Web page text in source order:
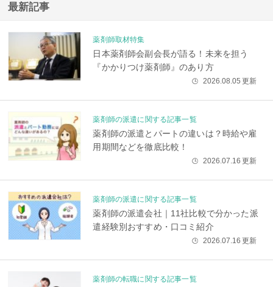
最新記事
薬剤師取材特集
日本薬剤師会副会長が語る！未来を担う
『かかりつけ薬剤師』のあり方
🕒 2026.08.05 更新
薬剤師の派遣に関する記事一覧
薬剤師の派遣とパートの違いは？時給や雇
用期間などを徹底比較！
🕒 2026.07.16 更新
薬剤師の派遣に関する記事一覧
薬剤師の派遣会社｜11社比較で分かった派
遣経験別おすすめ・口コミ紹介
🕒 2026.07.16 更新
薬剤師の転職に関する記事一覧